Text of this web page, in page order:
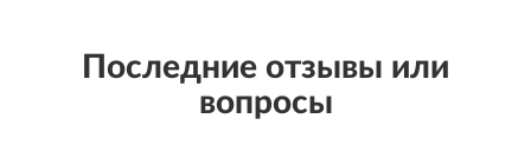
Последние отзывы или
вопросы